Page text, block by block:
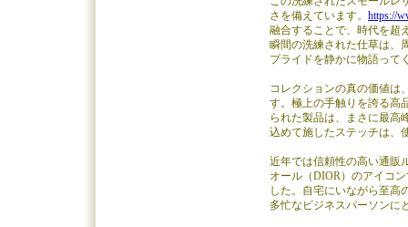
さを備えています。 https://
融合することで、時代を超
瞬間の洗練された仕草は、
プライドを静かに物語って
コレクションの真の価値は
す。極上の手触りを誇る高
られた製品は、まさに最高
込めて施したステッチは、
近年では信頼性の高い通販
オール（DIOR）のアイコ
した。自宅にいながら至高
多忙なビジネスパーソンに